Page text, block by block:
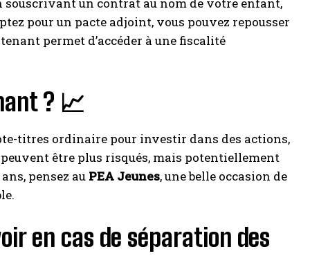
pour un pacte adjoint, vous pouvez repousser
permet d’accéder à une fiscalité
? 📈
titres ordinaire pour investir dans des actions,
être plus risqués, mais potentiellement
pensez au PEA Jeunes, une belle occasion de
en cas de séparation des